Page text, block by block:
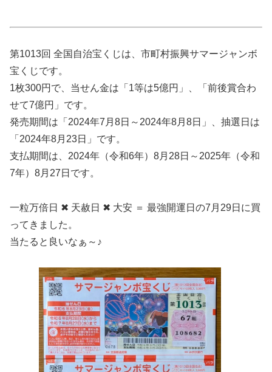
第1013回 全国自治宝くじは、市町村振興サマージャンボ
宝くじです。
1枚300円で、当せん金は「1等は5億円」、「前後賞合わ
せて7億円」です。
発売期間は「2024年7月8日～2024年8月8日」、抽選日は
「2024年8月23日」です。
支払期間は、2024年（令和6年）8月28日～2025年（令和
7年）8月27日です。
一粒万倍日 ✖ 天赦日 ✖ 大安 ＝ 最強開運日の7月29日に買
ってきました。
当たると良いなぁ～♪